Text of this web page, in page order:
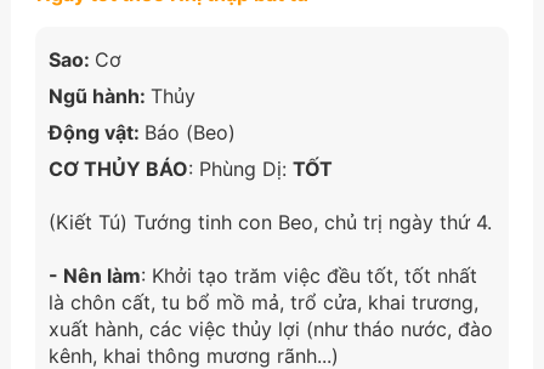
Sao: Cơ
Ngũ hành: Thủy
Động vật: Báo (Beo)
CƠ THỦY BÁO: Phùng Dị: TỐT
(Kiết Tú) Tướng tinh con Beo, chủ trị ngày thứ 4.
- Nên làm: Khởi tạo trăm việc đều tốt, tốt nhất
là chôn cất, tu bổ mồ mả, trổ cửa, khai trương,
xuất hành, các việc thủy lợi (như tháo nước, đào
kênh, khai thông mương rãnh...)